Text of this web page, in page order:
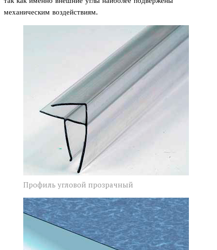
механическим воздействиям.
Профиль угловой прозрачный